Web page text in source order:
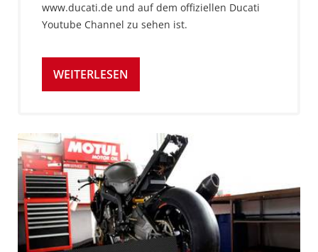
www.ducati.de und auf dem offiziellen Ducati
Youtube Channel zu sehen ist.
WEITERLESEN